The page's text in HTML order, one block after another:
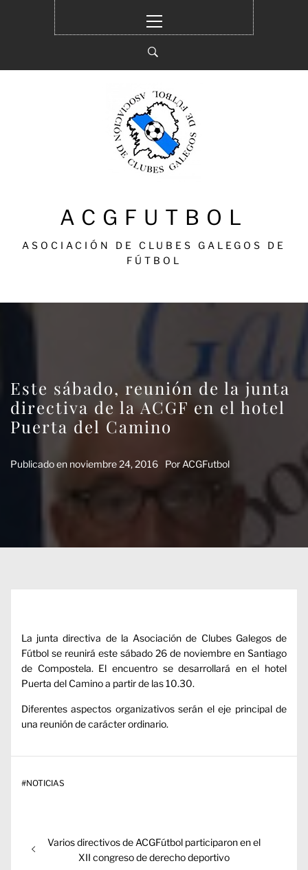
principal
ACGFUTBOL
ASOCIACIÓN DE CLUBES GALEGOS DE
FÚTBOL
Este sábado, reunión de la junta
directiva de la ACGF en el hotel
Puerta del Camino
Publicado en noviembre 24, 2016 Por ACGFutbol
La junta directiva de la Asociación de Clubes Galegos de
Fútbol se reunirá este sábado 26 de noviembre en Santiago
de Compostela. El encuentro se desarrollará en el hotel
Puerta del Camino a partir de las 10.30.
Diferentes aspectos organizativos serán el eje principal de
una reunión de carácter ordinario.
#NOTICIAS
Navegación
de
Entrada
anterior:
Varios directivos de ACGFútbol participaron en el
XII congreso de derecho deportivo